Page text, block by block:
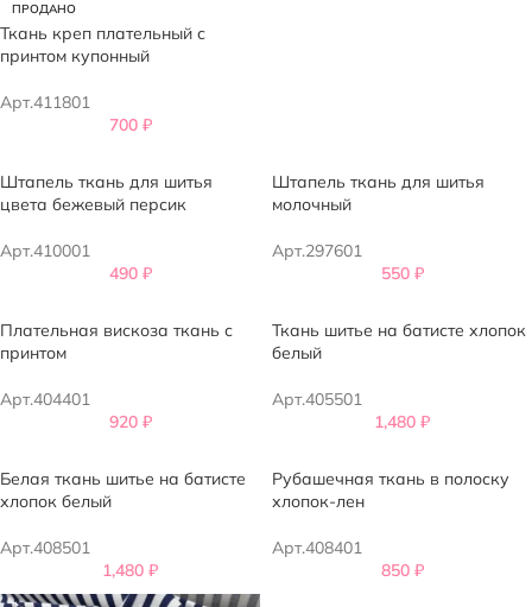
ПРОДАНО
Ткань креп плательный с
принтом купонный
Арт.411801
700 ₽
Штапель ткань для шитья
цвета бежевый персик
Арт.410001
490 ₽
Штапель ткань для шитья
молочный
Арт.297601
550 ₽
Плательная вискоза ткань с
принтом
Арт.404401
920 ₽
Ткань шитье на батисте хлопок
белый
Арт.405501
1,480 ₽
Белая ткань шитье на батисте
хлопок белый
Арт.408501
1,480 ₽
Рубашечная ткань в полоску
хлопок-лен
Арт.408401
850 ₽